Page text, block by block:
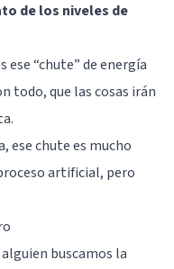
de los niveles de
“chute” de energía
todo, que las cosas irán
ese chute es mucho
artificial, pero
buscamos la